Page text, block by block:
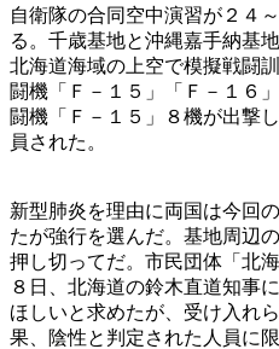
自衛隊の合同空中演習が２４
る。千歳基地と沖縄嘉手納基
北海道海域の上空で模擬戦闘
闘機「Ｆ－１５」「Ｆ－１６
闘機「Ｆ－１５」８機が出撃
員された。
新型肺炎を理由に両国は今回
たが強行を選んだ。基地周辺
押し切ってだ。市民団体「北
８日、北海道の鈴木直道知事
ほしいと求めたが、受け入れ
果、陰性と判定された人員に